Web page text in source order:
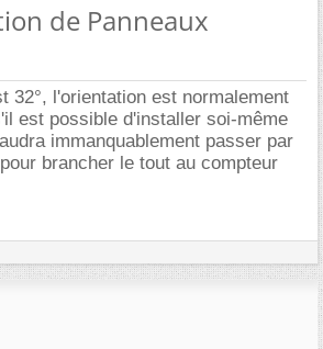
de Panneaux
32°, l'orientation est normalement
est possible d'installer soi-même
immanquablement passer par
brancher le tout au compteur